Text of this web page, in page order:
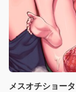
メスオチショー